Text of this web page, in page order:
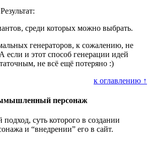
среди которых можно выбрать.
генераторов, к сожалению, не
если и этот способ генерации идей
не всё ещё потеряно :)
к оглавлению ↑
персонаж
суть которого в создании
и “внедрении” его в сайт.